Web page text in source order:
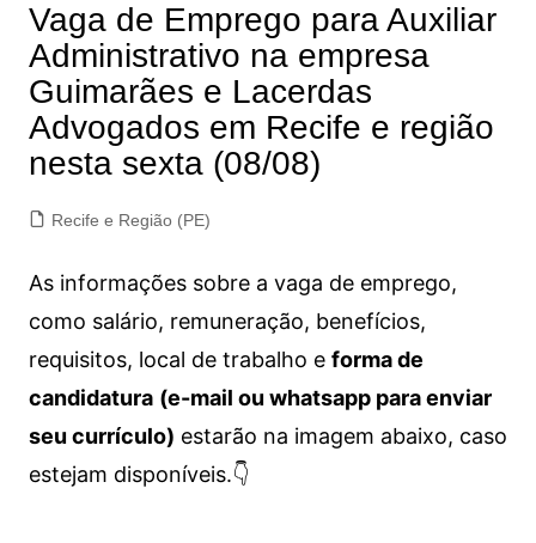
Vaga de Emprego para Auxiliar
Administrativo na empresa
Guimarães e Lacerdas
Advogados em Recife e região
nesta sexta (08/08)
Recife e Região (PE)
As informações sobre a vaga de emprego,
como salário, remuneração, benefícios,
requisitos, local de trabalho e forma de
candidatura (e-mail ou whatsapp para enviar
seu currículo) estarão na imagem abaixo, caso
estejam disponíveis.👇